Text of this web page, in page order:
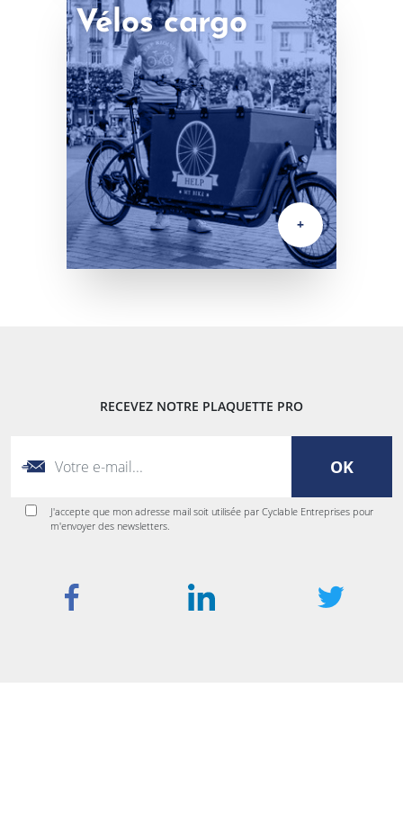
Vélos cargo
+
RECEVEZ NOTRE PLAQUETTE PRO
OK
J'accepte que mon adresse mail soit utilisée par Cyclable Entreprises pour
m'envoyer des newsletters.